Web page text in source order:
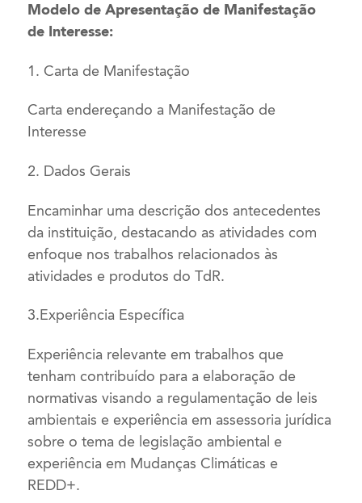
Modelo de Apresentação de Manifestação
de Interesse:
1. Carta de Manifestação
Carta endereçando a Manifestação de
Interesse
2. Dados Gerais
Encaminhar uma descrição dos antecedentes
da instituição, destacando as atividades com
enfoque nos trabalhos relacionados às
atividades e produtos do TdR.
3.Experiência Específica
Experiência relevante em trabalhos que
tenham contribuído para a elaboração de
normativas visando a regulamentação de leis
ambientais e experiência em assessoria jurídica
sobre o tema de legislação ambiental e
experiência em Mudanças Climáticas e
REDD+.